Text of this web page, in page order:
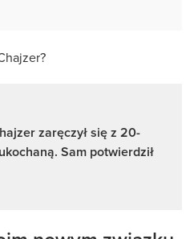
zaręczył się z 20-
Sam potwierdził